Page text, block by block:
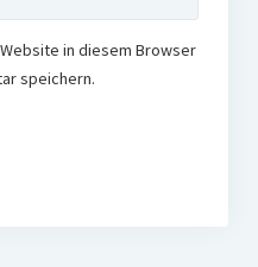
in diesem Browser
speichern.